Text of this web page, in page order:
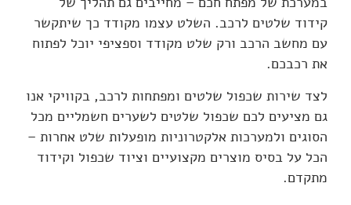
קידוד שלטים לרכב. השלט עצמו מקודד כך שיתקשר
עם מחשב הרכב ורק שלט מקודד וספציפי יוכל לפתוח
את רכבכם.
לצד שירות שכפול שלטים ומפתחות לרכב, בקוויקי אנו
גם מציעים לכם שכפול שלטים לשערים חשמליים מכל
הסוגים ולמערכות אלקטרוניות מופעלות שלט אחרות –
הכל על בסיס מוצרים מקצועיים וציוד שכפול וקידוד
מתקדם.